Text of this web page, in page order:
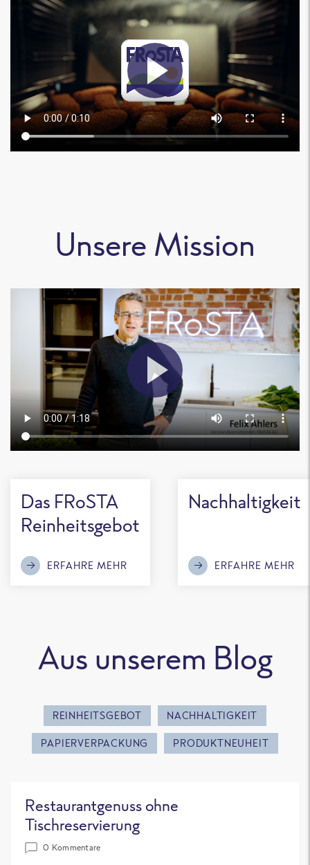
Unsere Mission
Das FRoSTA
Reinheitsgebot
ERFAHRE MEHR
Nachhaltigkeit
ERFAHRE MEHR
Aus unserem Blog
REINHEITSGEBOT NACHHALTIGKEIT
PAPIERVERPACKUNG PRODUKTNEUHEIT
Restaurantgenuss ohne
Tischreservierung
0 Kommentare